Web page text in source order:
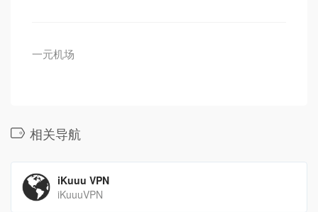
一元机场
相关导航
iKuuu VPN
iKuuuVPN